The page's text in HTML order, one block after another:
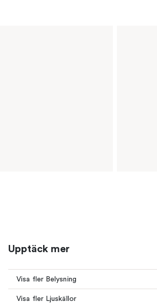
Upptäck mer
Visa fler Belysning
Visa fler Ljuskällor